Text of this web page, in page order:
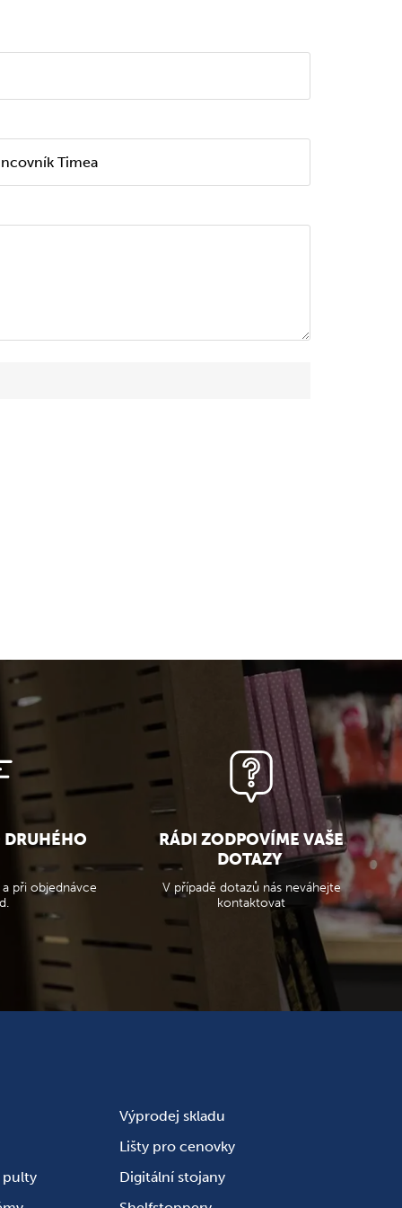
DRUHÉHO
při objednávce
RÁDI ZODPOVÍME VAŠE
DOTAZY
V případě dotazů nás neváhejte
kontaktovat
Výprodej skladu
Lišty pro cenovky
pulty
Digitální stojany